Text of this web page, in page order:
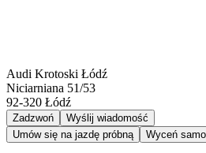
Audi Krotoski Łódź
Niciarniana 51/53
92-320 Łódź
Zadzwoń
Wyślij wiadomość
Umów się na jazdę próbną
Wyceń